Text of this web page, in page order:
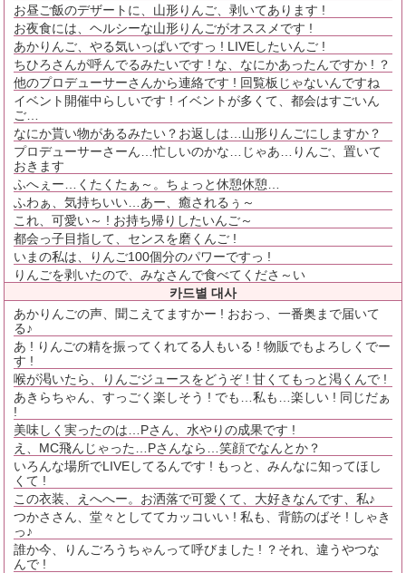
お昼ご飯のデザートに、山形りんご、剥いてあります !
お夜食には、ヘルシーな山形りんごがオススメです !
あかりんご、やる気いっぱいですっ ! LIVEしたいんご !
ちひろさんが呼んでるみたいです ! な、なにかあったんですか ! ？
他のプロデューサーさんから連絡です ! 回覧板じゃないんですね
イベント開催中らしいです ! イベントが多くて、都会はすごいん
ご…
なにか貰い物があるみたい？お返しは…山形りんごにしますか？
プロデューサーさーん…忙しいのかな…じゃあ…りんご、置いて
おきます
ふへぇー…くたくたぁ～。ちょっと休憩休憩…
ふわぁ、気持ちいい…あー、癒されるぅ～
これ、可愛い～ ! お持ち帰りしたいんご～
都会っ子目指して、センスを磨くんご !
いまの私は、りんご100個分のパワーですっ !
りんごを剥いたので、みなさんで食べてくださ～い
카드별 대사
あかりんごの声、聞こえてますかー ! おおっ、一番奥まで届いて
る♪
あ ! りんごの精を振ってくれてる人もいる ! 物販でもよろしくでー
す !
喉が渇いたら、りんごジュースをどうぞ ! 甘くてもっと渇くんで !
あきらちゃん、すっごく楽しそう ! でも…私も…楽しい ! 同じだぁ
!
美味しく実ったのは…Pさん、水やりの成果です !
え、MC飛んじゃった…Pさんなら…笑顔でなんとか？
いろんな場所でLIVEしてるんです ! もっと、みんなに知ってほし
くて !
この衣装、えへへー。お洒落で可愛くて、大好きなんです、私♪
つかささん、堂々としててカッコいい ! 私も、背筋のばそ ! しゃき
っ♪
誰か今、りんごろうちゃんって呼びました ! ？それ、違うやつな
んで !